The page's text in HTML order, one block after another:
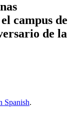
campus de
de la
Spanish.